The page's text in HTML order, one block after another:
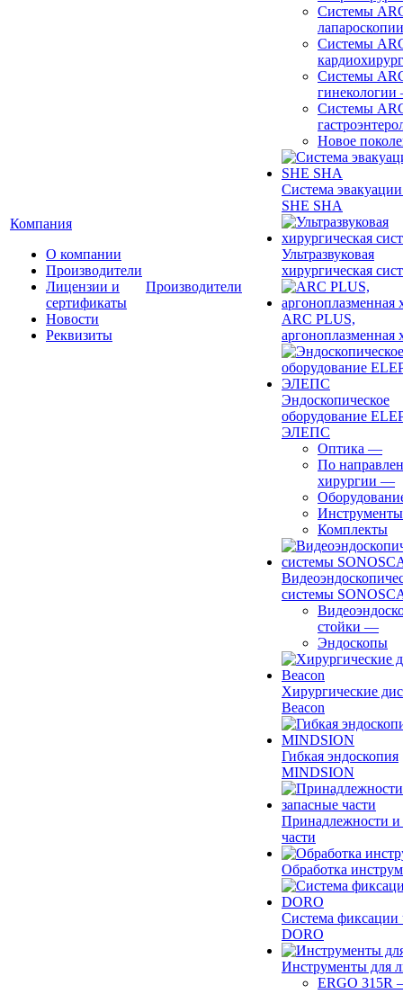
Компания
О компании
Производители
Лицензии и
сертификаты
Новости
Реквизиты
Производители
Системы
лапароскопии
Системы
Системы
гинекологии
Системы
Новое
Система
SHE SHA
Ультразвуковая
хирургическая
ARC PLUS,
аргоноплазменная
Эндоскопическое
оборудование
ЭЛЕПС
Оптика —
По
хирургии —
Инструменты
Комплекты
системы
стойки —
Эндоскопы
Хирургические
Beacon
Гибкая эндоскопия
MINDSION
Принадлежности и
части
Обработка
Система фиксации
DORO
Инструменты для
ERGO 315R